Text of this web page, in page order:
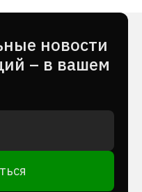
новости
– в вашем